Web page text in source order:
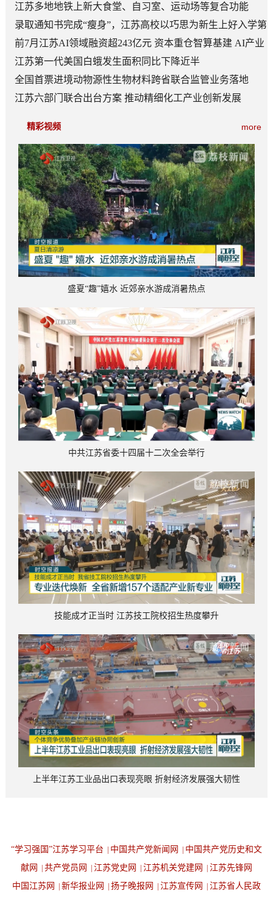
江苏多地地铁上新大食堂、自习室、运动场等复合功能
——从“客流通道”到“生活场景”
录取通知书完成“瘦身”，江苏高校以巧思为新生上好入学第
一课
前7月江苏AI领域融资超243亿元 资本重仓智算基建 AI产业
底盘夯实
江苏第一代美国白蛾发生面积同比下降近半
全国首票进境动物源性生物材料跨省联合监管业务落地
江苏六部门联合出台方案 推动精细化工产业创新发展
more
精彩视频
盛夏“趣”嬉水 近郊亲水游成消暑热点
中共江苏省委十四届十二次全会举行
技能成才正当时 江苏技工院校招生热度攀升
上半年江苏工业品出口表现亮眼 折射经济发展强大韧性
“学习强国”江苏学习平台 中国共产党新闻网
中国共产党历史和文
献网
共产党员网 江苏党史网 江苏机关党建网
江苏先锋网
中国江苏网
新华报业网 扬子晚报网 江苏宣传网 江苏省人民政